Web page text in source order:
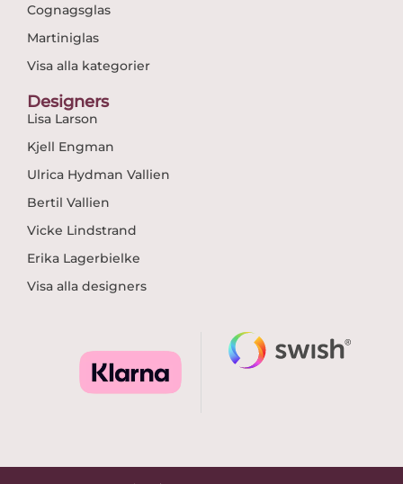
Cognagsglas
Martiniglas
Visa alla kategorier
Designers
Lisa Larson
Kjell Engman
Ulrica Hydman Vallien
Bertil Vallien
Vicke Lindstrand
Erika Lagerbielke
Visa alla designers